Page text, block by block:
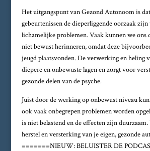
Het uitgangspunt van Gezond Autonoom is
gebeurtenissen de dieperliggende oorzaak zijn
lichamelijke problemen. Vaak kunnen we ons
niet bewust herinneren, omdat deze
jeugd plaatsvonden. De verwerking en heling
diepere en onbewuste lagen en zorgt voor
gezonde delen van de psyche.
Juist door de werking op onbewust niveau
ook vaak onbegrepen problemen worden
is niet belastend en de effecten zijn
herstel en versterking van je eigen, gezonde
=======NIEUW: BELUISTER DE